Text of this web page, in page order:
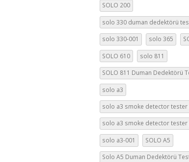
SOLO 200
solo 330 duman dedektörü
solo 330-001 solo 365
SOLO 610 solo 811
SOLO 811 Duman Dedektörü
solo a3
solo a3 smoke detector
solo a3 smoke detector tester
solo a3-001 SOLO A5
Solo A5 Duman Dedektörü